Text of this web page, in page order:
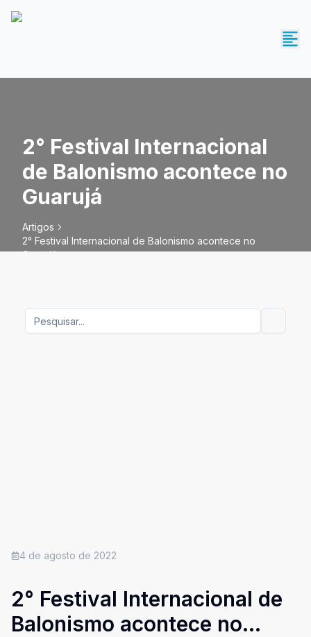
2° Festival Internacional
de Balonismo acontece no
Guarujá
Artigos
2° Festival Internacional de Balonismo acontece no
Guarujá
4 de agosto de 2022
2° Festival Internacional de
Balonismo acontece no